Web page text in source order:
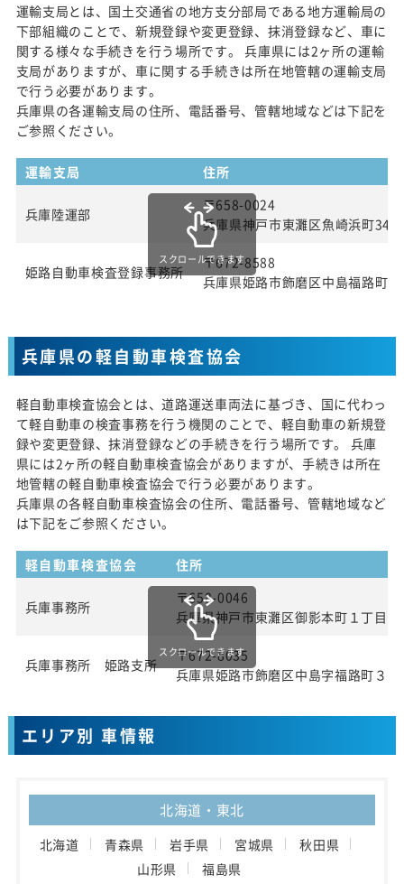
運輸支局とは、国土交通省の地方支分部局である地方運輸局の
下部組織のことで、新規登録や変更登録、抹消登録など、車に
関する様々な手続きを行う場所です。 兵庫県には2ヶ所の運輸
支局がありますが、車に関する手続きは所在地管轄の運輸支局
で行う必要があります。
兵庫県の各運輸支局の住所、電話番号、管轄地域などは下記を
ご参照ください。
運輸支局 住所
兵庫陸運部
〒658-0024
兵庫県神戸市東灘区魚崎浜町34
姫路自動車検査登録事務所
〒672-8588
兵庫県姫路市飾磨区中島福路町
スクロールできます
兵庫県の軽自動車検査協会
軽自動車検査協会とは、道路運送車両法に基づき、国に代わっ
て軽自動車の検査事務を行う機関のことで、軽自動車の新規登
録や変更登録、抹消登録などの手続きを行う場所です。 兵庫
県には2ヶ所の軽自動車検査協会がありますが、手続きは所在
地管轄の軽自動車検査協会で行う必要があります。
兵庫県の各軽自動車検査協会の住所、電話番号、管轄地域など
は下記をご参照ください。
軽自動車検査協会 住所
兵庫事務所
〒658-0046
兵庫県神戸市東灘区御影本町１丁目
兵庫事務所 姫路支所
〒672-8035
兵庫県姫路市飾磨区中島字福路町３
スクロールできます
エリア別 車情報
北海道・東北
北海道 青森県 岩手県 宮城県
秋田県
山形県
福島県